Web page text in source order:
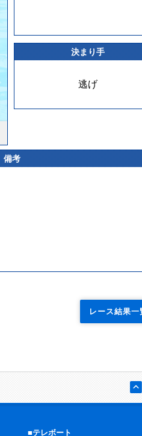
決まり手
逃げ
備考
レース結果一
■テレボート